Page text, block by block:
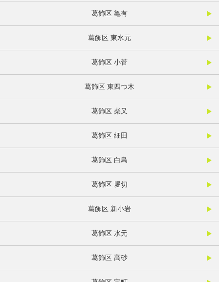
葛飾区 亀有
葛飾区 東水元
葛飾区 小菅
葛飾区 東四つ木
葛飾区 柴又
葛飾区 細田
葛飾区 白鳥
葛飾区 堀切
葛飾区 新小岩
葛飾区 水元
葛飾区 高砂